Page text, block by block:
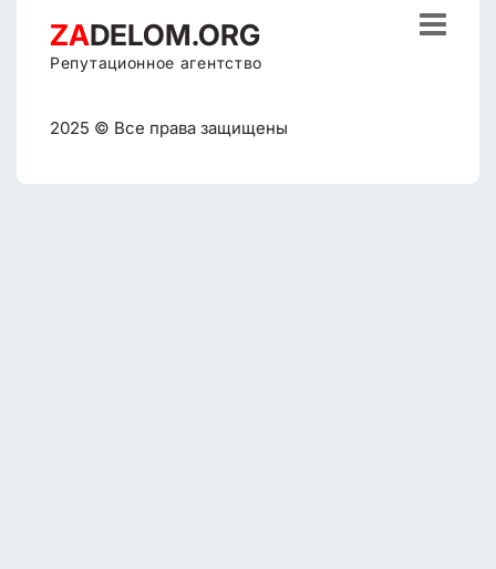
ZADELOM.ORG
Репутационное агентство
2025 © Все права защищены
